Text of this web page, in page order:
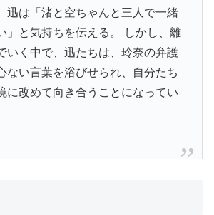
迅は「渚と空ちゃんと三人で一緒
」と気持ちを伝える。 しかし、離
いく中で、迅たちは、玲奈の弁護
ない言葉を浴びせられ、自分たち
に改めて向き合うことになってい